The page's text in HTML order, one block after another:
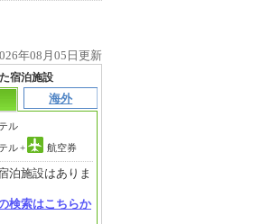
年08月05日更新
宿泊施設
海外
ル
ル+ 航空券
泊施設はありま
検索はこちらか